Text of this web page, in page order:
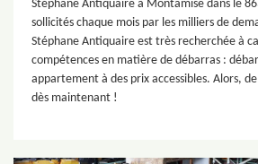
Stéphane Antiquaire à Montamise dans le
sollicités chaque mois par les milliers de
Stéphane Antiquaire est très recherchée à
compétences en matière de débarras :
appartement à des prix accessibles. Alors,
dès maintenant !